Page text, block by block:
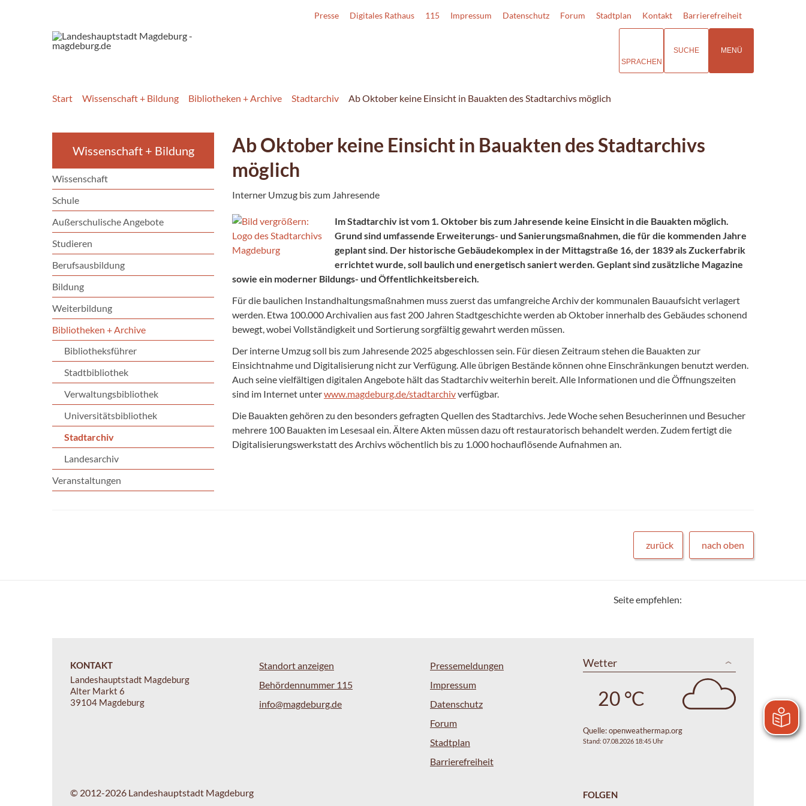
Presse Digitales Rathaus 115 Impressum Datenschutz Forum Stadtplan Kontakt Barrierefreiheit
SPRACHEN
SUCHE MENÜ
Start Wissenschaft + Bildung Bibliotheken + Archive Stadtarchiv Ab Oktober keine Einsicht in Bauakten des Stadtarchivs möglich
Wissenschaft + Bildung
Wissenschaft
Schule
Außerschulische Angebote
Studieren
Berufsausbildung
Bildung
Weiterbildung
Bibliotheken + Archive
Bibliotheksführer
Stadtbibliothek
Verwaltungsbibliothek
Universitätsbibliothek
Stadtarchiv
Landesarchiv
Veranstaltungen
Ab Oktober keine Einsicht in Bauakten des Stadtarchivs
möglich
Interner Umzug bis zum Jahresende
Im Stadtarchiv ist vom 1. Oktober bis zum Jahresende keine Einsicht in die Bauakten möglich.
Grund sind umfassende Erweiterungs- und Sanierungsmaßnahmen, die für die kommenden Jahre
geplant sind. Der historische Gebäudekomplex in der Mittagstraße 16, der 1839 als Zuckerfabrik
errichtet wurde, soll baulich und energetisch saniert werden. Geplant sind zusätzliche Magazine
sowie ein moderner Bildungs- und Öffentlichkeitsbereich.
Für die baulichen Instandhaltungsmaßnahmen muss zuerst das umfangreiche Archiv der kommunalen Bauaufsicht verlagert
werden. Etwa 100.000 Archivalien aus fast 200 Jahren Stadtgeschichte werden ab Oktober innerhalb des Gebäudes schonend
bewegt, wobei Vollständigkeit und Sortierung sorgfältig gewahrt werden müssen.
Der interne Umzug soll bis zum Jahresende 2025 abgeschlossen sein. Für diesen Zeitraum stehen die Bauakten zur
Einsichtnahme und Digitalisierung nicht zur Verfügung. Alle übrigen Bestände können ohne Einschränkungen benutzt werden.
Auch seine vielfältigen digitalen Angebote hält das Stadtarchiv weiterhin bereit. Alle Informationen und die Öffnungszeiten
sind im Internet unterwww.magdeburg.de/stadtarchivverfügbar.
Die Bauakten gehören zu den besonders gefragten Quellen des Stadtarchivs. Jede Woche sehen Besucherinnen und Besucher
mehrere 100 Bauakten im Lesesaal ein. Ältere Akten müssen dazu oft restauratorisch behandelt werden. Zudem fertigt die
Digitalisierungswerkstatt des Archivs wöchentlich bis zu 1.000 hochauflösende Aufnahmen an.
zurück nach oben
Seite empfehlen:
KONTAKT
Landeshauptstadt Magdeburg
Alter Markt 6
39104 Magdeburg
Standort anzeigen
Behördennummer 115
info@magdeburg.de
Pressemeldungen
Impressum
Datenschutz
Forum
Stadtplan
Barrierefreiheit
Wetter
20 °C
Quelle:openweathermap.org
Stand: 07.08.2026 18:45 Uhr
© 2012-2026 Landeshauptstadt Magdeburg FOLGEN